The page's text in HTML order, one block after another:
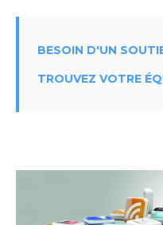
BESOIN D'UN
TROUVEZ VOTRE